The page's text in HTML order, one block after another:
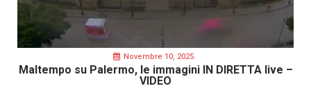
Novembre 10, 2025
Maltempo su Palermo, le immagini IN DIRETTA live –
VIDEO